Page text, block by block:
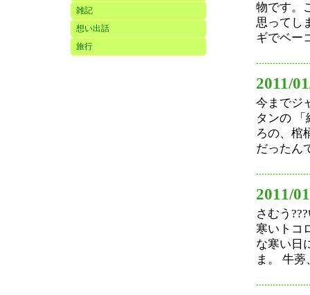
雑記
想い出話
旅行
物です。
思ってし
ギでベー
2011/
今までジ
タンの
ろの、棺
だったん
2011/
さむう
寒いトコ
な寒い日
ま。 牛